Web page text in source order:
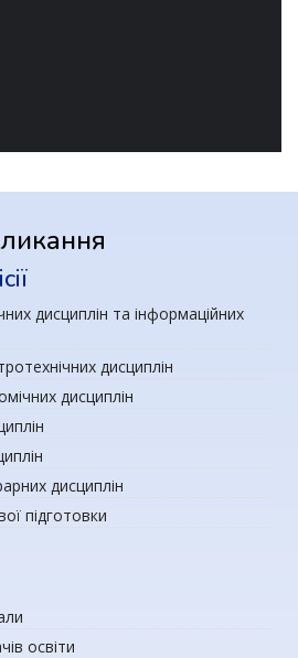
дисциплін та інформаційних
дисциплін
дисциплін
дисциплін
підготовки
освіти